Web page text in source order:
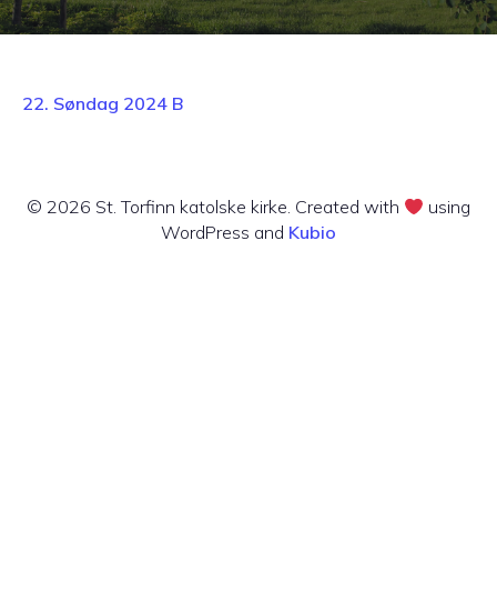
22. Søndag 2024 B
© 2026 St. Torfinn katolske kirke. Created with
using
WordPress and Kubio